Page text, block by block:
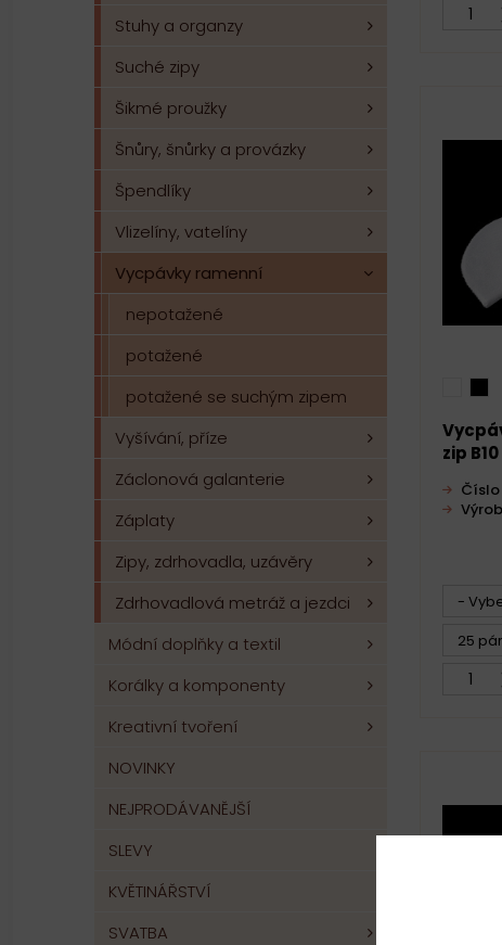
Stuhy a organzy
Suché zipy
Šikmé proužky
Šnůry, šnůrky a provázky
Špendlíky
Vlizelíny, vatelíny
Vycpávky ramenní
nepotažené
potažené
potažené se suchým zipem
Vyšívání, příze
Záclonová galanterie
Záplaty
Zipy, zdrhovadla, uzávěry
Zdrhovadlová metráž a jezdci
Módní doplňky a textil
Korálky a komponenty
Kreativní tvoření
NOVINKY
NEJPRODÁVANĚJŠÍ
SLEVY
KVĚTINÁŘSTVÍ
SVATBA
zip B10
Číslo
-
25